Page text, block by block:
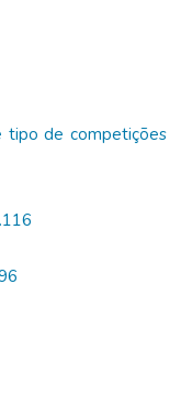
tipo de competições